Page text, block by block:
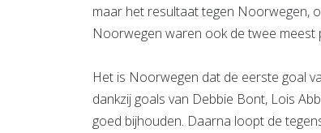
maar het resultaat tegen Noorwegen,
Noorwegen waren ook de twee
Het is Noorwegen dat de eerste goal
dankzij goals van Debbie Bont, Lois
goed bijhouden. Daarna loopt de